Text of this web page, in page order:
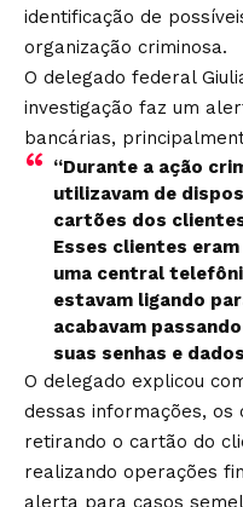
identificação de
organização criminosa.
O delegado federal
investigação faz um
bancárias,
“Durante a ação
utilizavam de
cartões dos
Esses clientes
uma central
estavam ligando
acabavam
suas senhas e
O delegado explicou
dessas informações, os
retirando o cartão do
realizando operações
alerta para casos